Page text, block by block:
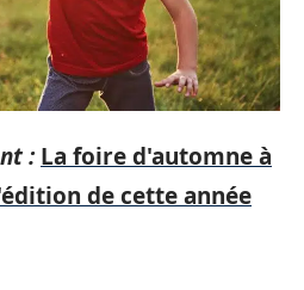
: La foire d'automne à
de cette année